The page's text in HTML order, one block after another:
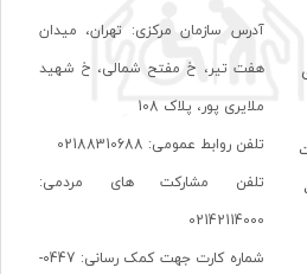
آدرس سازمان مرکزی: تهران، ميدان
هفت تير، خ مفتح شمالی، خ شهيد
ملايری پور، پلاک 108
تلفن روابط عمومی: 02188310688
تلفن مشارکت های مردمی:
02142114000
شماره کارت جهت کمک رسانی: 0447-